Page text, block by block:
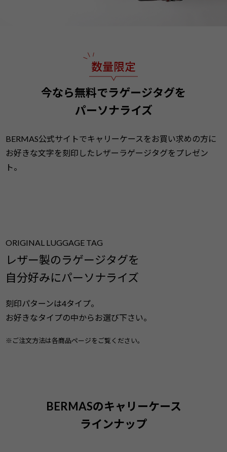
今なら無料でラゲージタグを
パーソナライズ
BERMAS公式サイトでキャリーケースをお買い求めの方に
お好きな文字を刻印したレザーラゲージタグをプレゼン
ト。
ORIGINAL LUGGAGE TAG
レザー製のラゲージタグを
自分好みにパーソナライズ
刻印パターンは4タイプ。
お好きなタイプの中からお選び下さい。
※ご注文方法は各商品ページをご覧ください。
BERMASのキャリーケース
ラインナップ